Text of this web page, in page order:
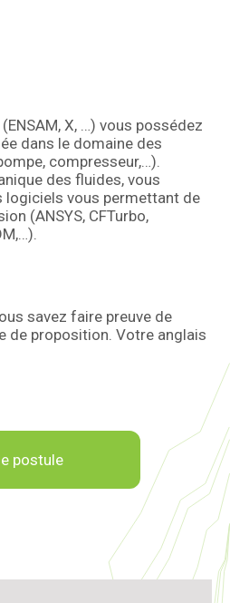
X, …) vous possédez
dans le domaine des
compresseur,…).
des fluides, vous
vous permettant de
(ANSYS, CFTurbo,
savez faire preuve de
de proposition. Votre anglais
postule